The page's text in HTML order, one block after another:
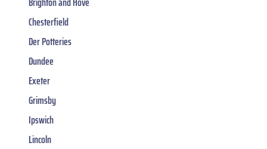
Chesterfield
Der Potteries
Dundee
Exeter
Grimsby
Ipswich
Lincoln